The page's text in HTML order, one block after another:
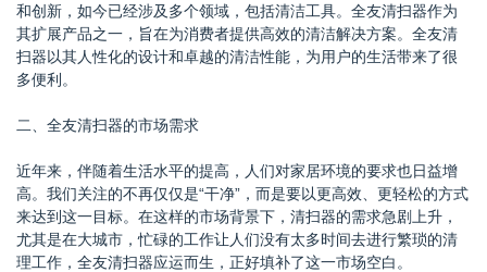
和创新，如今已经涉及多个领域，包括清洁工具。全友清扫器作为
其扩展产品之一，旨在为消费者提供高效的清洁解决方案。全友清
扫器以其人性化的设计和卓越的清洁性能，为用户的生活带来了很
多便利。
二、全友清扫器的市场需求
近年来，伴随着生活水平的提高，人们对家居环境的要求也日益增
高。我们关注的不再仅仅是“干净”，而是要以更高效、更轻松的方式
来达到这一目标。在这样的市场背景下，清扫器的需求急剧上升，
尤其是在大城市，忙碌的工作让人们没有太多时间去进行繁琐的清
理工作，全友清扫器应运而生，正好填补了这一市场空白。